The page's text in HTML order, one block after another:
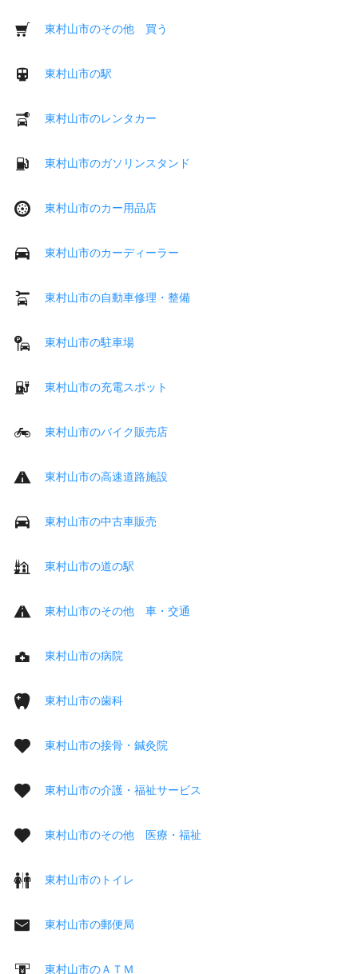
東村山市のその他 買う
東村山市の駅
東村山市のレンタカー
東村山市のガソリンスタンド
東村山市のカー用品店
東村山市のカーディーラー
東村山市の自動車修理・整備
東村山市の駐車場
東村山市の充電スポット
東村山市のバイク販売店
東村山市の高速道路施設
東村山市の中古車販売
東村山市の道の駅
東村山市のその他 車・交通
東村山市の病院
東村山市の歯科
東村山市の接骨・鍼灸院
東村山市の介護・福祉サービス
東村山市のその他 医療・福祉
東村山市のトイレ
東村山市の郵便局
東村山市のＡＴＭ